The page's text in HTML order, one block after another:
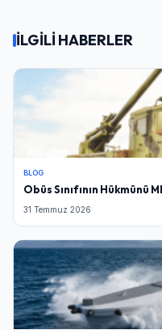
İLGİLİ HABERLER
BLOG
Obüs Sınıfının Hükmünü
31 Temmuz 2026